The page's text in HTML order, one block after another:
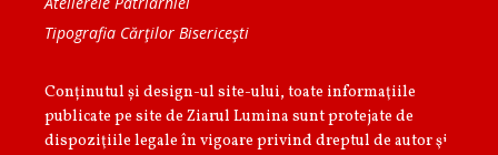
Tipografia Cărţilor Bisericeşti
Conținutul și design-ul site-ului, toate informaţiile
publicate pe site de Ziarul Lumina sunt protejate de
dispoziţiile legale în vigoare privind dreptul de autor şi